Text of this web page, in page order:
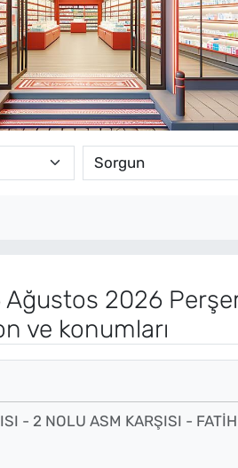
Ağustos 2026
ve konumları
- 2 NOLU ASM KARŞISI -